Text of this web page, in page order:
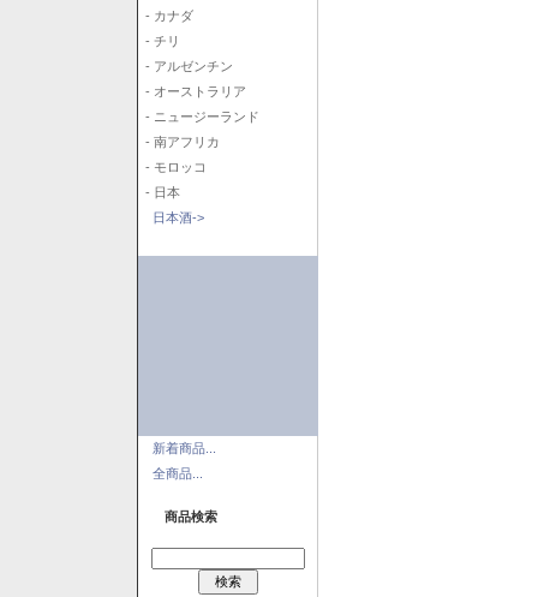
- カナダ
- チリ
- アルゼンチン
- オーストラリア
- ニュージーランド
- 南アフリカ
- モロッコ
- 日本
日本酒->
新着商品...
全商品...
商品検索